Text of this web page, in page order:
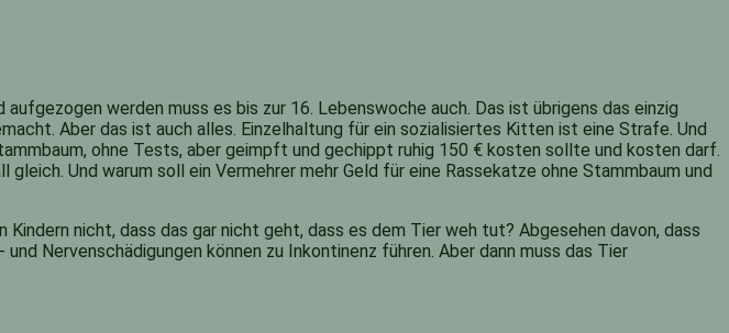
werden muss es bis zur 16. Lebenswoche auch. Das ist übrigens das einzig
Aber das ist auch alles. Einzelhaltung für ein sozialisiertes Kitten ist eine Strafe. Und
ohne Tests, aber geimpft und gechippt ruhig 150 € kosten sollte und kosten darf.
Und warum soll ein Vermehrer mehr Geld für eine Rassekatze ohne Stammbaum und
nicht, dass das gar nicht geht, dass es dem Tier weh tut? Abgesehen davon, dass
Nervenschädigungen können zu Inkontinenz führen. Aber dann muss das Tier